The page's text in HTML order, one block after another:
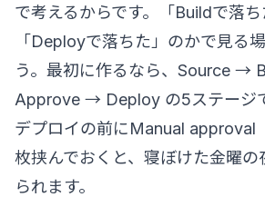
で考えるからです。「Buildで落
「Deployで落ちた」のかで見る
う。最初に作るなら、Source
Approve → Deploy の5ステージ
デプロイの前にManual approval
枚挟んでおくと、寝ぼけた金曜の
られます。